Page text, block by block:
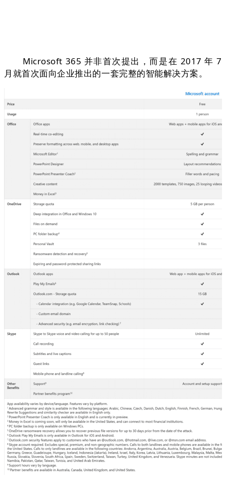
Microsoft 365 并非首次提出，而是在 2017 年 7
月就首次面向企业推出的一套完整的智能解决方案。